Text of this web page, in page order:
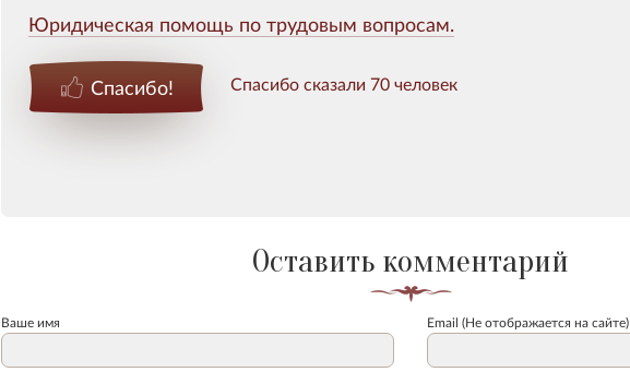
Юридическая помощь по трудовым вопросам.
Спасибо! Спасибо сказали 70 человек
Оставить комментарий
Ваше имя Email (Не отображается на сайте)